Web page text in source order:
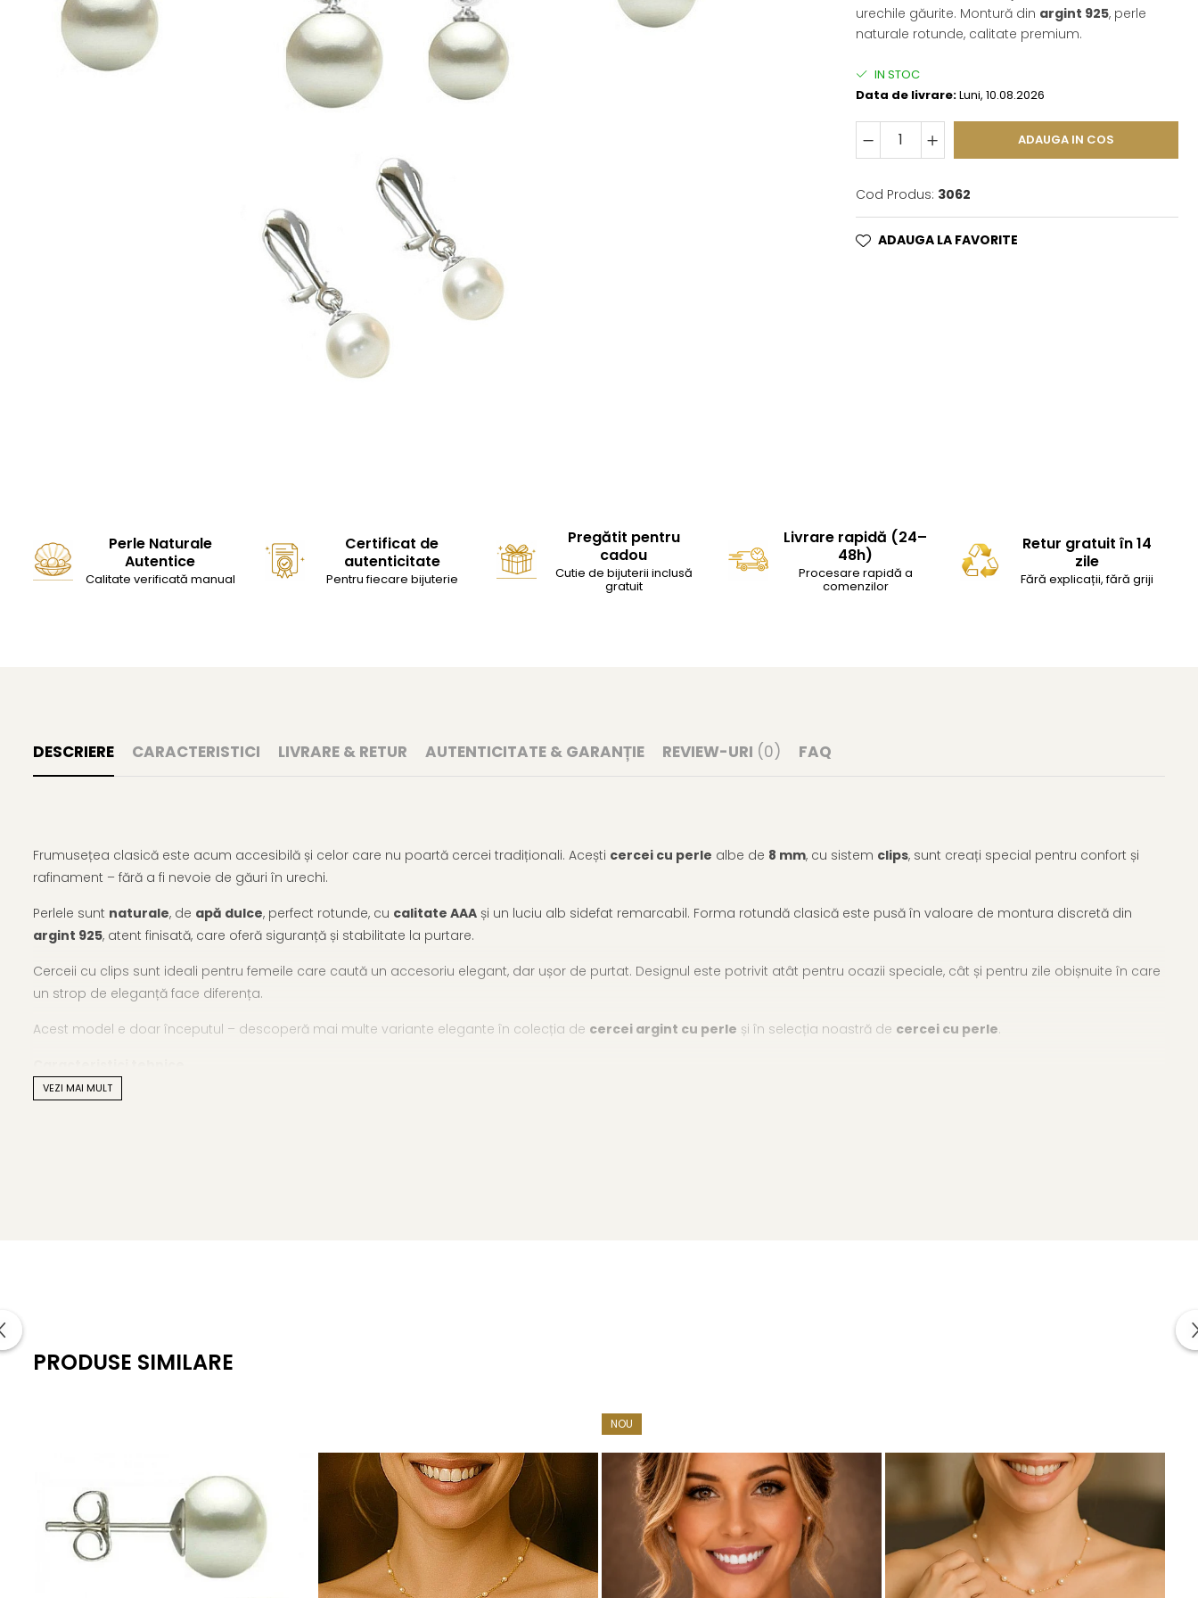
Seturi Perle cu Argint
Brățări cu Perle
Pandantive cu Perle
urechile găurite. Montură din argint 925, perle
naturale rotunde, calitate premium.
IN STOC
Data de livrare:Luni, 10.08.2026
ADAUGA IN COS
Cod Produs: 3062
ADAUGA LA FAVORITE
Perle Naturale
Autentice
Calitate verificată manual
Certificat de
autenticitate
Pentru fiecare bijuterie
Pregătit pentru
cadou
Cutie de bijuterii inclusă
gratuit
Livrare rapidă (24–
48h)
Procesare rapidă a
comenzilor
Retur gratuit în 14
zile
Fără explicații, fără griji
DESCRIERE CARACTERISTICI LIVRARE & RETUR AUTENTICITATE & GARANȚIE REVIEW-URI (0) FAQ
Frumusețea clasică este acum accesibilă și celor care nu poartă cercei tradiționali. Acești cercei cu perle albe de 8 mm, cu sistem clips, sunt creați special pentru confort și
rafinament – fără a fi nevoie de găuri în urechi.
Perlele sunt naturale, de apă dulce, perfect rotunde, cu calitate AAA și un luciu alb sidefat remarcabil. Forma rotundă clasică este pusă în valoare de montura discretă din
argint 925, atent finisată, care oferă siguranță și stabilitate la purtare.
Cerceii cu clips sunt ideali pentru femeile care caută un accesoriu elegant, dar ușor de purtat. Designul este potrivit atât pentru ocazii speciale, cât și pentru zile obișnuite în care
un strop de eleganță face diferența.
Acest model e doar începutul – descoperă mai multe variante elegante în colecția de cercei argint cu perle și în selecția noastră de cercei cu perle.
Tipul perlei: perle naturale de apă dulce
este un brand european de bijuterii premium, cu marcă înregistrată în 27 de țări. Toate produsele sunt realizate din perle naturale selectate manual, montate în
Aceșticercei cu perle și clips sunt expresia perfectă a rafinamentului fără compromis – potriviți oricui, oriunde, oricând.
Accentele potrivite fac diferența. Alege un
colier cu perle care să completeze acești cercei și adaugă obrățară cu perle din aceeași colecție pentru un ansamblu armonios și
VEZI MAI MULT
PRODUSE SIMILARE
NOU